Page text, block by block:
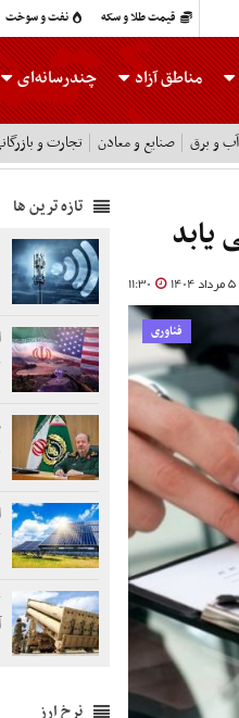
قیمت طلا و سکه نفت و سوخت
مناطق آزاد چندرسانه‌ای
و برق صنایع و معادن تجارت و
11:30
فناوری
تازه ترین ها
نرخ ارز